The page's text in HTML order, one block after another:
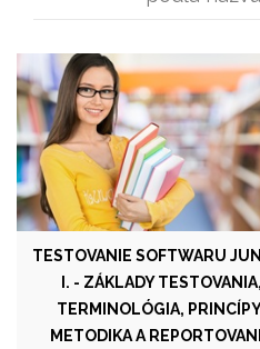
TESTOVANIE SOFTWARU
I. - ZÁKLADY TESTOVANIA,
TERMINOLÓGIA,
METODIKA A